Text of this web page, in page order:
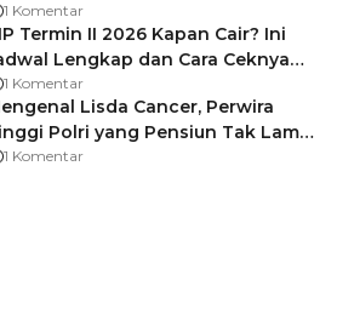
Pakai Jimat di Pakansari
1 Komentar
Termin II 2026 Kapan Cair? Ini
Lengkap dan Cara Ceknya
Dana Tidak Hangus!
1 Komentar
Lisda Cancer, Perwira
Polri yang Pensiun Tak Lama
Jadi Brigjen
1 Komentar